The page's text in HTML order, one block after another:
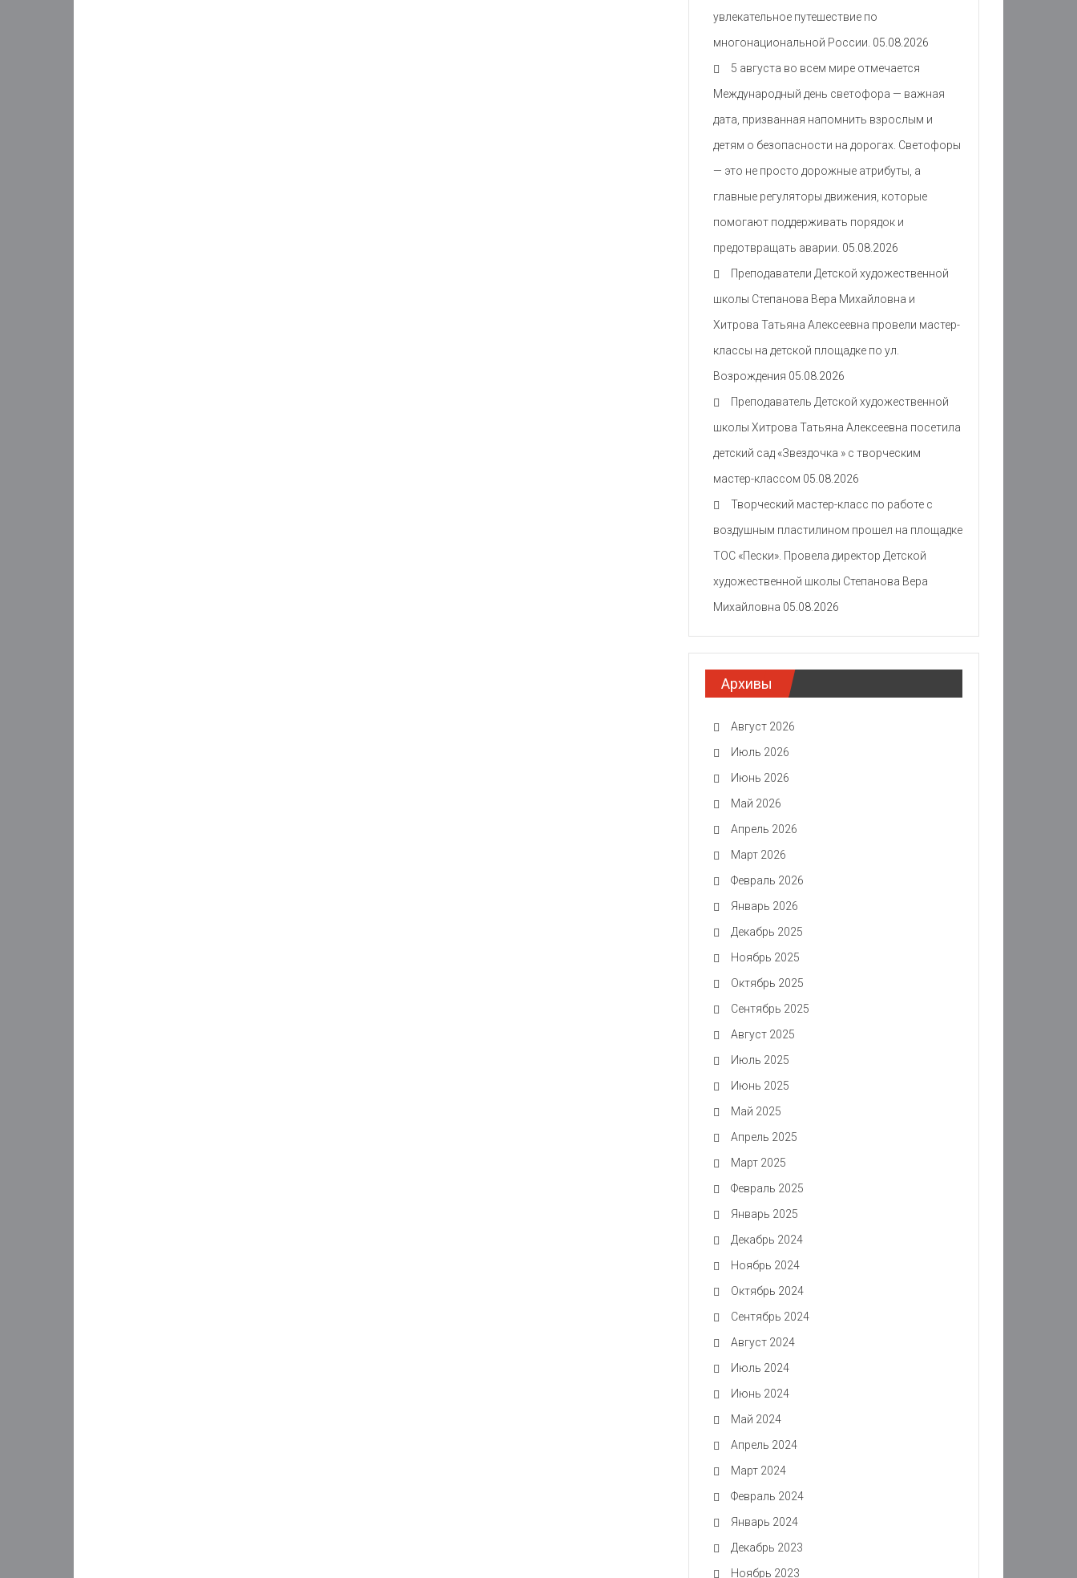
увлекательное путешествие по
многонациональной России. 05.08.2026
5 августа во всем мире отмечается
Международный день светофора — важная
дата, призванная напомнить взрослым и
детям о безопасности на дорогах. Светофоры
— это не просто дорожные атрибуты, а
главные регуляторы движения, которые
помогают поддерживать порядок и
предотвращать аварии. 05.08.2026
Преподаватели Детской художественной
школы Степанова Вера Михайловна и
Хитрова Татьяна Алексеевна провели мастер-
классы на детской площадке по ул.
Возрождения 05.08.2026
Преподаватель Детской художественной
школы Хитрова Татьяна Алексеевна посетила
детский сад «Звездочка » с творческим
мастер-классом 05.08.2026
Творческий мастер-класс по работе с
воздушным пластилином прошел на площадке
ТОС «Пески». Провела директор Детской
художественной школы Степанова Вера
Михайловна 05.08.2026
Архивы
Август 2026
Июль 2026
Июнь 2026
Май 2026
Апрель 2026
Март 2026
Февраль 2026
Январь 2026
Декабрь 2025
Ноябрь 2025
Октябрь 2025
Сентябрь 2025
Август 2025
Июль 2025
Июнь 2025
Май 2025
Апрель 2025
Март 2025
Февраль 2025
Январь 2025
Декабрь 2024
Ноябрь 2024
Октябрь 2024
Сентябрь 2024
Август 2024
Июль 2024
Июнь 2024
Май 2024
Апрель 2024
Март 2024
Февраль 2024
Январь 2024
Декабрь 2023
Ноябрь 2023